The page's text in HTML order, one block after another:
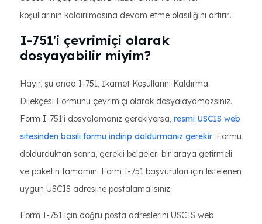
koşullarının kaldırılmasına devam etme olasılığını artırır..
I-751'i çevrimiçi olarak
dosyayabilir miyim?
Hayır, şu anda I-751, İkamet Koşullarını Kaldırma
Dilekçesi Formunu çevrimiçi olarak dosyalayamazsınız.
Form I-751'i dosyalamanız gerekiyorsa, resmi USCIS web
sitesinden basılı formu indirip doldurmanız gerekir. Formu
doldurduktan sonra, gerekli belgeleri bir araya getirmeli
ve paketin tamamını Form I-751 başvuruları için listelenen
uygun USCIS adresine postalamalısınız.
Form I-751 için doğru posta adreslerini USCIS web